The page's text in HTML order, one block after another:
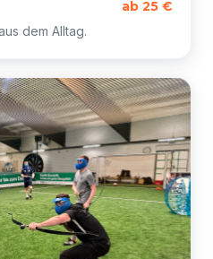
ab 25 €
dem Alltag.